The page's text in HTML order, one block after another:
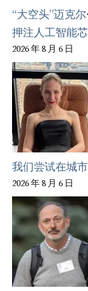
“大空头”迈克
押注人工智能
2026 年 8 月 6 日
我们尝试在城
2026 年 8 月 6 日